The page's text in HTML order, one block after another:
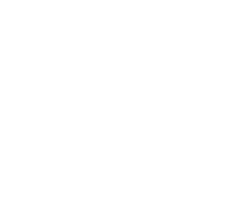
di backup o
di seguito), modificare
sul Software;
in licenza,
o noleggiare il diritto di
o disassemblare il